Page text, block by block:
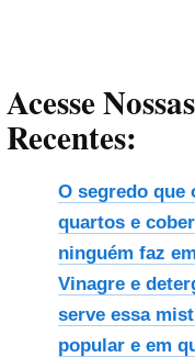
Acesse
Recentes:
O segredo que
quartos e
ninguém faz
Vinagre e
serve essa
popular e em